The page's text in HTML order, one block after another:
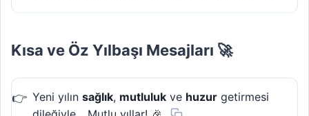
Kısa ve Öz Yılbaşı Mesajları 🚀
Yeni yılın sağlık, mutluluk ve huzur getirmesi